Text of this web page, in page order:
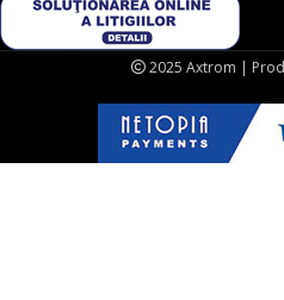
2025 Axtrom |